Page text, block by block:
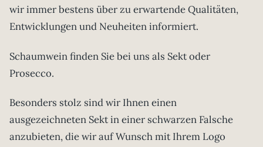
wir immer bestens über zu erwartende Qualitäten,
Entwicklungen und Neuheiten informiert.
Schaumwein finden Sie bei uns als Sekt oder
Prosecco.
Besonders stolz sind wir Ihnen einen
ausgezeichneten Sekt in einer schwarzen Falsche
anzubieten, die wir auf Wunsch mit Ihrem Logo